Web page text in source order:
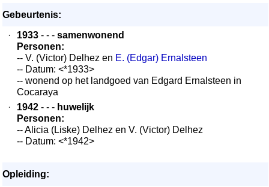
Gebeurtenis:
·
1933 - - - samenwonend
Personen:
-- V. (Victor) Delhez en E. (Edgar) Ernalsteen
-- Datum: <*1933>
-- wonend op het landgoed van Edgard Ernalsteen in
Cocaraya
·
1942 - - - huwelijk
Personen:
-- Alicia (Liske) Delhez en V. (Victor) Delhez
-- Datum: <*1942>
Opleiding: